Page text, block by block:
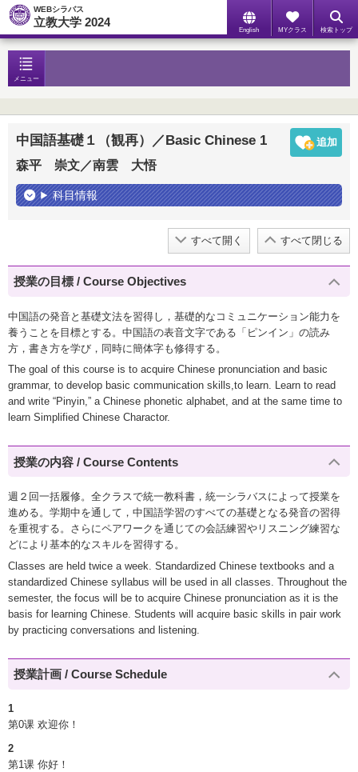
WEBシラバス
立教大学 2024
English MYクラス 検索トップ
メニュー
中国語基礎１（観再）／Basic Chinese 1
森平 崇文／南雲 大悟
科目情報
すべて開く すべて閉じる
授業の目標 / Course Objectives
中国語の発音と基礎文法を習得し，基礎的なコミュニケーション能力を
養うことを目標とする。中国語の表音文字である「ピンイン」の読み
方，書き方を学び，同時に簡体字も修得する。
The goal of this course is to acquire Chinese pronunciation and basic
grammar, to develop basic communication skills,to learn. Learn to read
and write “Pinyin,” a Chinese phonetic alphabet, and at the same time to
learn Simplified Chinese Charactor.
授業の内容 / Course Contents
週２回一括履修。全クラスで統一教科書，統一シラバスによって授業を
進める。学期中を通して，中国語学習のすべての基礎となる発音の習得
を重視する。さらにペアワークを通じての会話練習やリスニング練習な
どにより基本的なスキルを習得する。
Classes are held twice a week. Standardized Chinese textbooks and a
standardized Chinese syllabus will be used in all classes. Throughout the
semester, the focus will be to acquire Chinese pronunciation as it is the
basis for learning Chinese. Students will acquire basic skills in pair work
by practicing conversations and listening.
授業計画 / Course Schedule
1
第0课 欢迎你！
2
第1课 你好！